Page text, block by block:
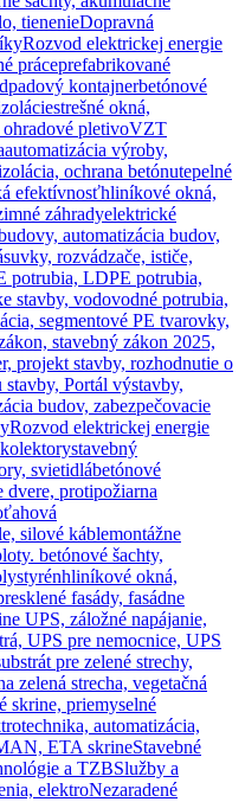
tienenieDopravná
Rozvod elektrickej energie
práceprefabrikované
kontajnerbetónové
strešné okná,
pletivoVZT
automatizácia výroby,
ochrana betónutepelné
efektívnosťhliníkové okná,
záhradyelektrické
automatizácia budov,
rozvádzače, ističe,
potrubia, LDPE potrubia,
stavby, vodovodné potrubia,
segmentové PE tvarovky,
stavebný zákon 2025,
projekt stavby, rozhodnutie o
stavby, Portál výstavby,
budov, zabezpečovacie
Rozvod elektrickej energie
stavebný
svietidlábetónové
dvere, protipožiarna
silové káblemontážne
betónové šachty,
hliníkové okná,
fasády, fasádne
UPS, záložné napájanie,
UPS pre nemocnice, UPS
pre zelené strechy,
zelená strecha, vegetačná
skrine, priemyselné
automatizácia,
ETA skrineStavebné
a TZBSlužby a
elektroNezaradené